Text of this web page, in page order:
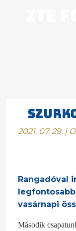
2021. 07. 29. |
Rangadóval
vasárnapi
Második